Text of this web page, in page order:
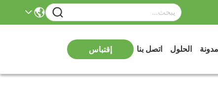
مدونة الحلول اتصل بنا إقتباس